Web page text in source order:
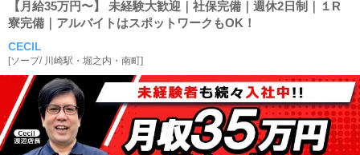
【月給35万円〜】 未経験大歓迎｜社保完備｜週休2日制｜１R
寮完備｜アルバイトはスポットワークもOK！
CECIL
[ソープ/ 川崎駅・堀之内・南町]